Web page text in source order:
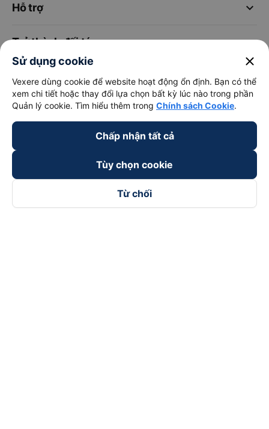
keyboard_arrow_down
Hỗ trợ
keyboard_arrow_down
Trở thành đối tác
Đối tác thanh toán
Sử dụng cookie close
Vexere dùng cookie để website hoạt động ổn định. Bạn có thể
xem chi tiết hoặc thay đổi lựa chọn bất kỳ lúc nào trong phần
Quản lý cookie. Tìm hiểu thêm trong Chính sách Cookie.
Chấp nhận tất cả
Tùy chọn cookie
Từ chối